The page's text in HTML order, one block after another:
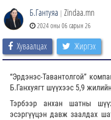
Б.Гантуяа | Zindaa.mn
2024 оны 06 сарын 26
Хуваалцах Жиргэх
“Эрдэнэс-Тавантолгой”
Б.Ганхуягт шүүхээс 5,9
Тэрбээр анхан шатны
эсэргүүцэн давж заалдах